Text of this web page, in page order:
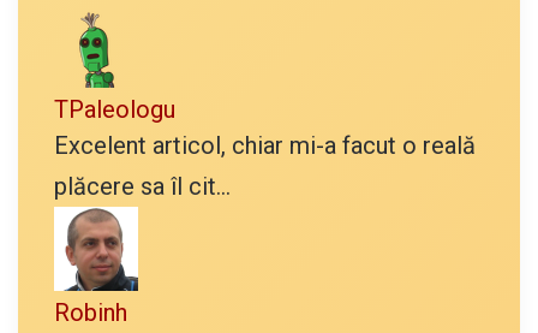
TPaleologu
Excelent articol, chiar mi-a facut o reală
plăcere sa îl cit...
Robinh